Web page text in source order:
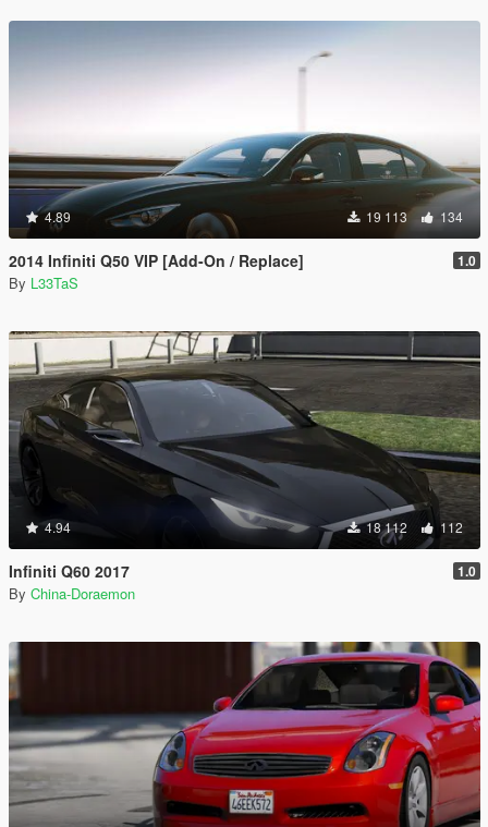
4.89 19 113 134
2014 Infiniti Q50 VIP [Add-On / Replace] 1.0
By L33TaS
4.94 18 112 112
Infiniti Q60 2017 1.0
By China-Doraemon